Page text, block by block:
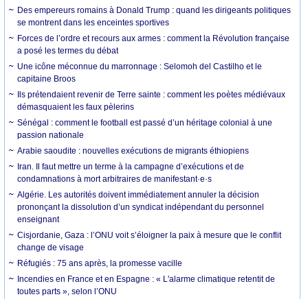
Des empereurs romains à Donald Trump : quand les dirigeants politiques
se montrent dans les enceintes sportives
Forces de l’ordre et recours aux armes : comment la Révolution française
a posé les termes du débat
Une icône méconnue du marronnage : Selomoh del Castilho et le
capitaine Broos
Ils prétendaient revenir de Terre sainte : comment les poètes médiévaux
démasquaient les faux pèlerins
Sénégal : comment le football est passé d’un héritage colonial à une
passion nationale
Arabie saoudite : nouvelles exécutions de migrants éthiopiens
Iran. Il faut mettre un terme à la campagne d’exécutions et de
condamnations à mort arbitraires de manifestant·e·s
Algérie. Les autorités doivent immédiatement annuler la décision
prononçant la dissolution d’un syndicat indépendant du personnel
enseignant
Cisjordanie, Gaza : l’ONU voit s’éloigner la paix à mesure que le conflit
change de visage
Réfugiés : 75 ans après, la promesse vacille
Incendies en France et en Espagne : « L'alarme climatique retentit de
toutes parts », selon l’ONU